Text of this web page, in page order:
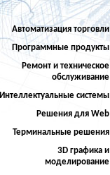
Автоматизация торговли
Программные продукты
Ремонт и техническое
обслуживание
Интеллектуальные системы
Решения для Web
Терминальные решения
3D графика и
моделирование